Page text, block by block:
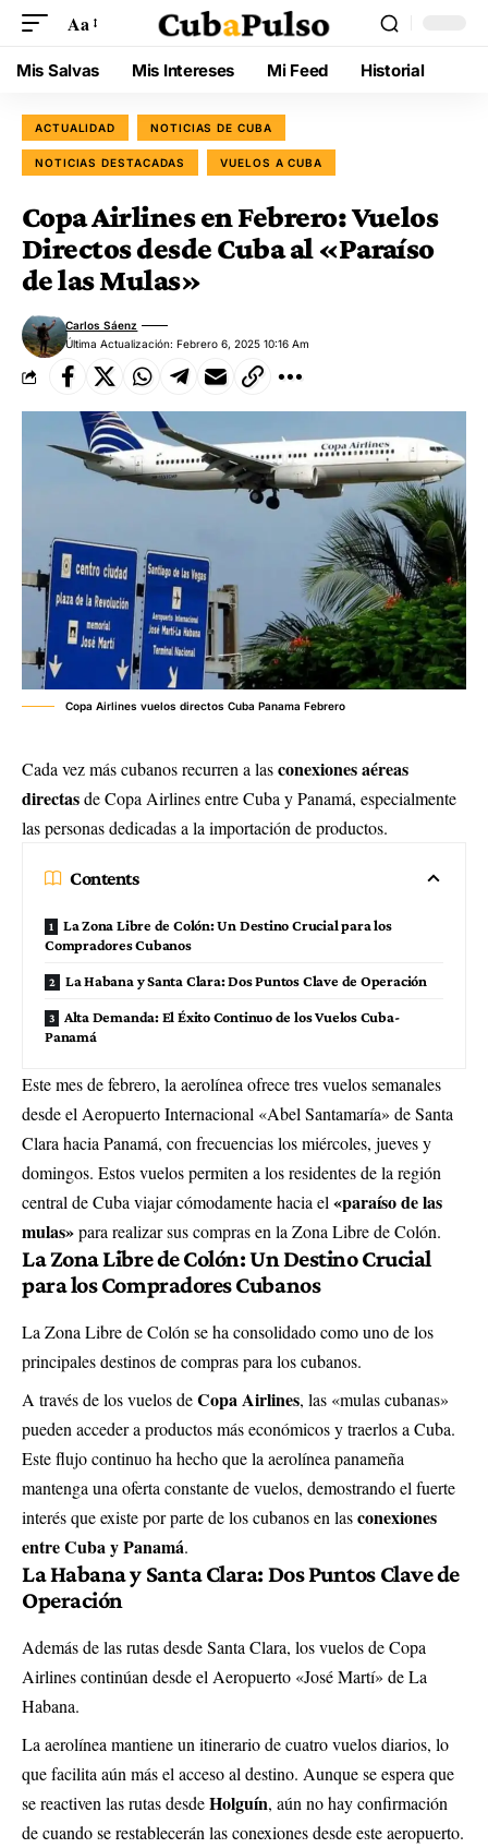
Aa
Mis Salvas Mis Intereses Mi Feed Historial
ACTUALIDAD NOTICIAS DE CUBA
NOTICIAS DESTACADAS VUELOS A CUBA
Copa Airlines en Febrero: Vuelos
Directos desde Cuba al «Paraíso
de las Mulas»
Última Actualización: Febrero 6, 2025 10:16 Am
Carlos Sáenz
Copa Airlines vuelos directos Cuba Panama Febrero
Cada vez más cubanos recurren a lasconexiones aéreas
directasde Copa Airlines entre Cuba y Panamá, especialmente
las personas dedicadas a la importación de productos.
Contents
La Zona Libre de Colón: Un Destino Crucial para los
Compradores Cubanos
La Habana y Santa Clara: Dos Puntos Clave de Operación
Alta Demanda: El Éxito Continuo de los Vuelos Cuba-
Panamá
Este mes de febrero, la aerolínea ofrece tres vuelos semanales
desde el Aeropuerto Internacional «Abel Santamaría» de Santa
Clara hacia Panamá, con frecuencias los miércoles, jueves y
domingos. Estos vuelos permiten a los residentes de la región
central de Cuba viajar cómodamente hacia el «paraíso de las
mulas»para realizar sus compras en la Zona Libre de Colón.
La Zona Libre de Colón: Un Destino Crucial
para los Compradores Cubanos
La Zona Libre de Colón se ha consolidado como uno de los
principales destinos de compras para los cubanos.
A través de los vuelos deCopa Airlines, las «mulas cubanas»
pueden acceder a productos más económicos y traerlos a Cuba.
Este flujo continuo ha hecho que la aerolínea panameña
mantenga una oferta constante de vuelos, demostrando el fuerte
interés que existe por parte de los cubanos en lasconexiones
entre Cuba y Panamá.
La Habana y Santa Clara: Dos Puntos Clave de
Operación
Además de las rutas desde Santa Clara, los vuelos de Copa
Airlines continúan desde el Aeropuerto «José Martí» de La
Habana.
La aerolínea mantiene un itinerario de cuatro vuelos diarios, lo
que facilita aún más el acceso al destino. Aunque se espera que
se reactiven las rutas desdeHolguín, aún no hay confirmación
de cuando se restablecerán las conexiones desde este aeropuerto.